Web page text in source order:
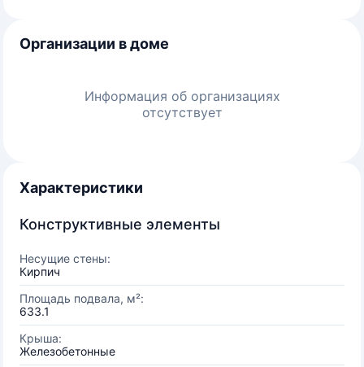
Организации в доме
Информация об организациях
отсутствует
Характеристики
Конструктивные элементы
Несущие стены:
Кирпич
Площадь подвала, м²:
633.1
Крыша:
Железобетонные